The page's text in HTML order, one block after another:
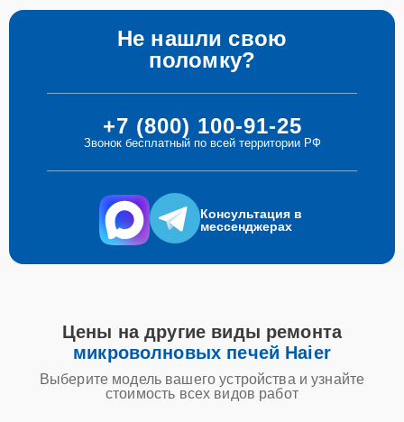
Не нашли свою
поломку?
+7 (800) 100-91-25
Звонок бесплатный по всей территории РФ
Консультация в
мессенджерах
Цены на другие виды ремонта
микроволновых печей Haier
Выберите модель вашего устройства и узнайте
стоимость всех видов работ